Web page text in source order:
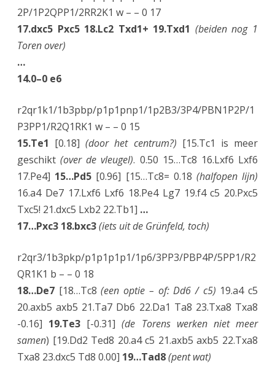
z
’
2P/1P2QPP1/2RR2K1 w – – 0 17
17.dxc5 Pxc5 18.Lc2 Txd1+ 19.Txd1 (beiden nog 1
Toren over)
…
14.0–0 e6
r2qr1k1/1b3pbp/p1p1pnp1/1p2B3/3P4/PBN1P2P/1
P3PP1/R2Q1RK1 w – – 0 15
15.Te1 [0.18](door het centrum?) [15.Tc1 is meer
geschikt(over de vleugel). 0.50 15…Tc8 16.Lxf6 Lxf6
17.Pe4] 15…Pd5 [0.96] [15…Tc8= 0.18 (halfopen lijn)
16.a4 De7 17.Lxf6 Lxf6 18.Pe4 Lg7 19.f4 c5 20.Pxc5
Txc5! 21.dxc5 Lxb2 22.Tb1] …
17…Pxc3 18.bxc3(iets uit de Grünfeld, toch)
r2qr3/1b3pkp/p1p1p1p1/1p6/3PP3/PBP4P/5PP1/R2
QR1K1 b – – 0 18
18…De7 [18…Tc8(een optie – of: Dd6 / c5) 19.a4 c5
20.axb5 axb5 21.Ta7 Db6 22.Da1 Ta8 23.Txa8 Txa8
-0.16] 19.Te3 [-0.31](de Torens werken niet meer
samen) [19.Dd2 Ted8 20.a4 c5 21.axb5 axb5 22.Txa8
Txa8 23.dxc5 Td8 0.00] 19…Tad8(pent wat)